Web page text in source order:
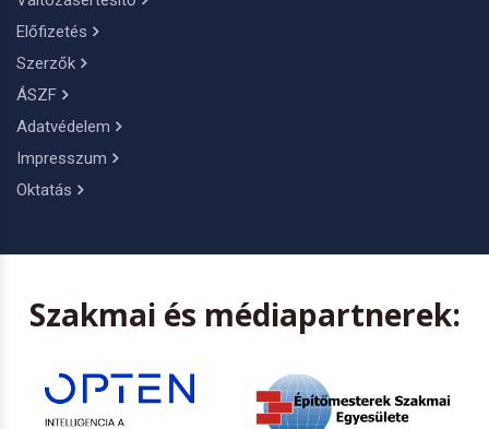
Előfizetés
Szerzők
ÁSZF
Adatvédelem
Impresszum
Oktatás
Szakmai és médiapartnerek: